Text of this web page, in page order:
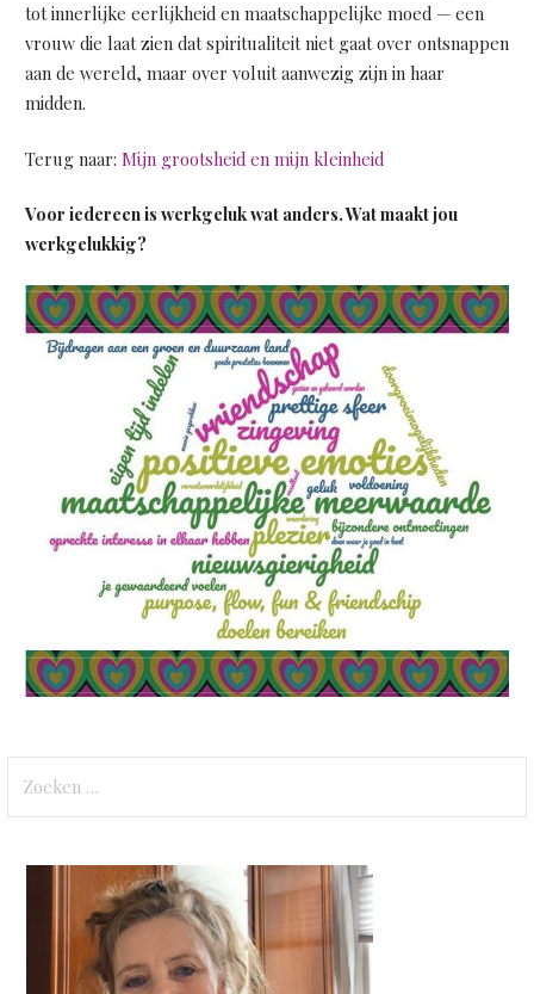
tot innerlijke eerlijkheid en maatschappelijke moed — een
vrouw die laat zien dat spiritualiteit niet gaat over ontsnappen
aan de wereld, maar over voluit aanwezig zijn in haar
midden.
Terug naar: Mijn grootsheid en mijn kleinheid
Voor iedereen is werkgeluk wat anders. Wat maakt jou
werkgelukkig?
naar: